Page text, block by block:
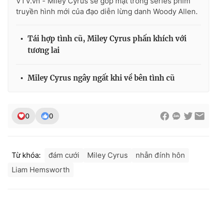
THỜI BÁO VTV
Cơ quan chủ quản:
cấp ngày 29/12/2023
Tổng Biên tập:Vũ Thanh Thủy
truyền hình mới của đạo diễn lừng danh Woody Allen.
Tái hợp tình cũ, Miley Cyrus phấn khích với
tương lai
Miley Cyrus ngây ngất khi về bên tình cũ
0 0
Từ khóa: đám cưới Miley Cyrus
nhẫn đính hôn
Liam Hemsworth